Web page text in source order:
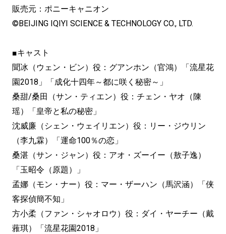
販売元：ポニーキャニオン
©BEIJING IQIYI SCIENCE & TECHNOLOGY CO., LTD.
■キャスト
聞冰（ウェン・ビン）役：グアンホン（官鴻）「流星花
園2018」「成化十四年～都に咲く秘密～」
桑甜/桑田（サン・ティエン）役：チェン・ヤオ（陳
瑶）「皇帝と私の秘密」
沈威廉（シェン・ウェイリエン）役：リー・ジウリン
（李九霖）「運命100％の恋」
桑湛（サン・ジャン）役：アオ・ズーイー（敖子逸）
「玉昭令（原題）」
孟娜（モン・ナー）役：マー・ザーハン（馬沢涵）「侠
客探偵簡不知」
方小柔（ファン・シャオロウ）役：ダイ・ヤーチー（戴
蕥琪）「流星花園2018」